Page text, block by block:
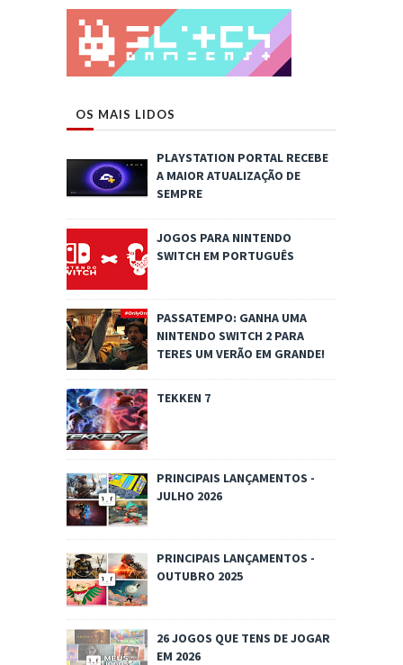
OS MAIS LIDOS
PLAYSTATION PORTAL RECEBE
A MAIOR ATUALIZAÇÃO DE
SEMPRE
JOGOS PARA NINTENDO
SWITCH EM PORTUGUÊS
PASSATEMPO: GANHA UMA
NINTENDO SWITCH 2 PARA
TERES UM VERÃO EM GRANDE!
TEKKEN 7
PRINCIPAIS LANÇAMENTOS -
JULHO 2026
PRINCIPAIS LANÇAMENTOS -
OUTUBRO 2025
26 JOGOS QUE TENS DE JOGAR
EM 2026